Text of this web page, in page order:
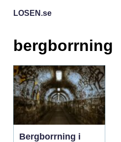
LOSEN.se
bergborrning
Bergborrning i